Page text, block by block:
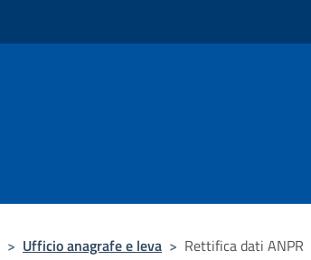
> Ufficio anagrafe e leva > Rettifica dati ANPR